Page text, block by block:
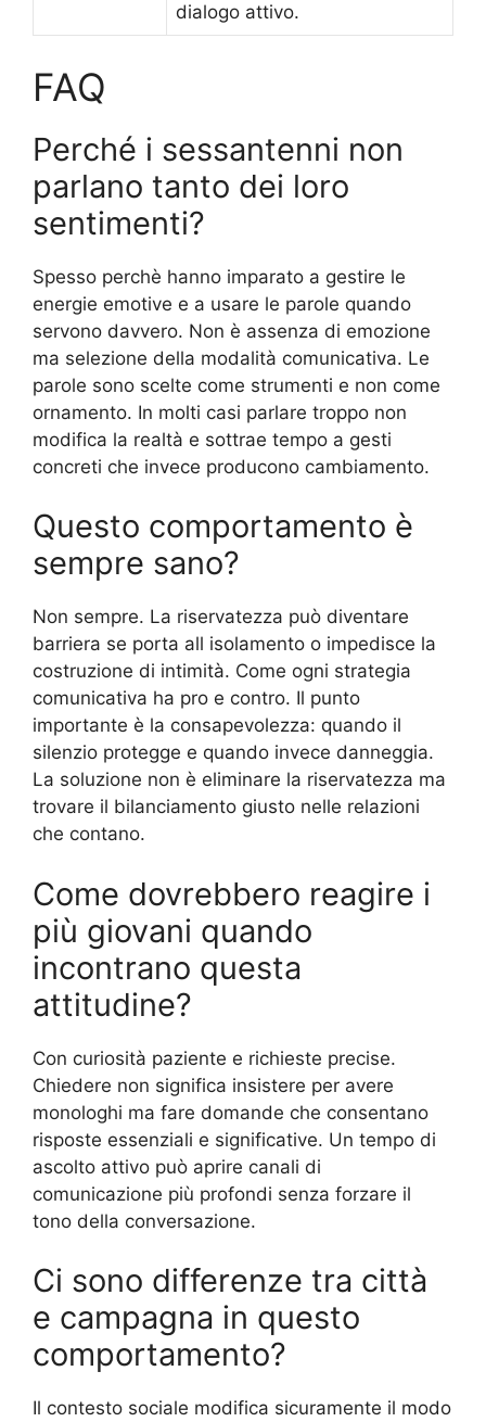
dialogo attivo.
FAQ
Perché i sessantenni non
parlano tanto dei loro
sentimenti?
Spesso perchè hanno imparato a gestire le
energie emotive e a usare le parole quando
servono davvero. Non è assenza di emozione
ma selezione della modalità comunicativa. Le
parole sono scelte come strumenti e non come
ornamento. In molti casi parlare troppo non
modifica la realtà e sottrae tempo a gesti
concreti che invece producono cambiamento.
Questo comportamento è
sempre sano?
Non sempre. La riservatezza può diventare
barriera se porta all isolamento o impedisce la
costruzione di intimità. Come ogni strategia
comunicativa ha pro e contro. Il punto
importante è la consapevolezza: quando il
silenzio protegge e quando invece danneggia.
La soluzione non è eliminare la riservatezza ma
trovare il bilanciamento giusto nelle relazioni
che contano.
Come dovrebbero reagire i
più giovani quando
incontrano questa
attitudine?
Con curiosità paziente e richieste precise.
Chiedere non significa insistere per avere
monologhi ma fare domande che consentano
risposte essenziali e significative. Un tempo di
ascolto attivo può aprire canali di
comunicazione più profondi senza forzare il
tono della conversazione.
Ci sono differenze tra città
e campagna in questo
comportamento?
Il contesto sociale modifica sicuramente il modo